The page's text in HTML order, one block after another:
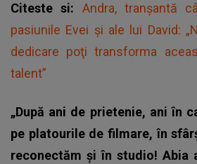
Citeste si: Andra, tranșantă
pasiunile Evei și ale lui David:
dedicare poţi transforma
talent”
„După ani de prietenie, ani în
pe platourile de filmare, în
reconectăm și în studio! Abia